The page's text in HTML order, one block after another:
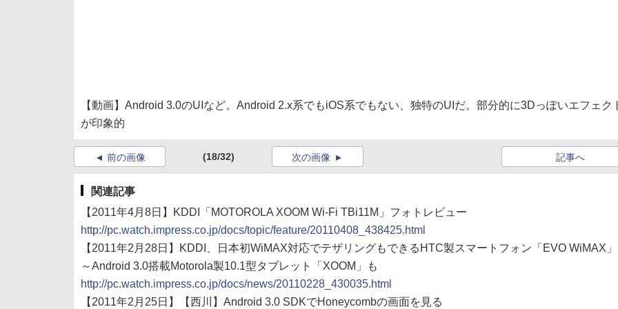
【動画】Android 3.0のUIなど。Android 2.x系でもiOS系でもない、独特のUIだ。部分的に3Dっぽいエフェク
が印象的
前の画像 (18/32) 記事へ
次の画像
関連記事
【2011年4月8日】KDDI「MOTOROLA XOOM Wi-Fi TBi11M」フォトレビュー
http://pc.watch.impress.co.jp/docs/topic/feature/20110408_438425.html
【2011年2月28日】KDDI、日本初WiMAX対応でテザリングもできるHTC製スマートフォン「EVO WiMAX」
～Android 3.0搭載Motorola製10.1型タブレット「XOOM」も
http://pc.watch.impress.co.jp/docs/news/20110228_430035.html
【2011年2月25日】【西川】Android 3.0 SDKでHoneycombの画面を見る